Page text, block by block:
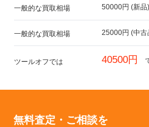
一般的な買取相場 50000円 (新品)
一般的な買取相場 25000円 (中古
ツールオフでは 40500円
無料査定・ご相談を